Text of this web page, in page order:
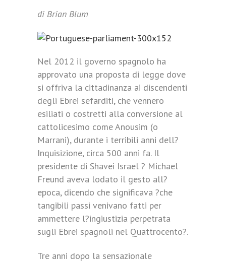
di Brian Blum
Nel 2012 il governo spagnolo ha
approvato una proposta di legge dove
si offriva la cittadinanza ai discendenti
degli Ebrei sefarditi, che vennero
esiliati o costretti alla conversione al
cattolicesimo come Anousim (o
Marrani), durante i terribili anni dell?
Inquisizione, circa 500 anni fa. Il
presidente di Shavei Israel ? Michael
Freund aveva lodato il gesto all?
epoca, dicendo che significava ?che
tangibili passi venivano fatti per
ammettere l?ingiustizia perpetrata
sugli Ebrei spagnoli nel Quattrocento?.
Tre anni dopo la sensazionale